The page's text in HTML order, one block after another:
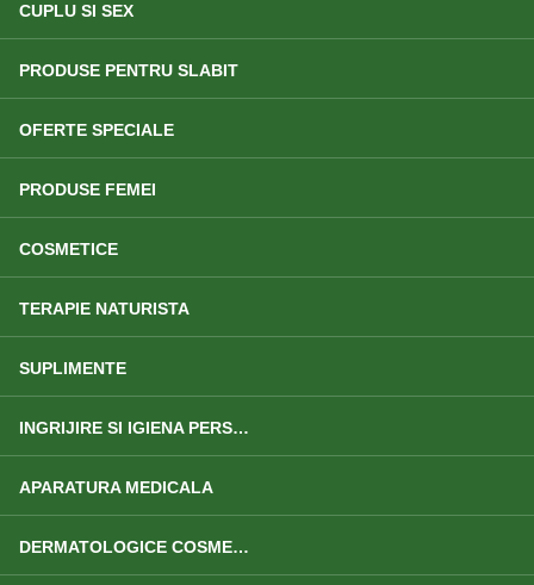
CUPLU SI SEX
PRODUSE PENTRU SLABIT
OFERTE SPECIALE
PRODUSE FEMEI
COSMETICE
TERAPIE NATURISTA
SUPLIMENTE
INGRIJIRE SI IGIENA PERSONALA
APARATURA MEDICALA
DERMATOLOGICE COSMETICE